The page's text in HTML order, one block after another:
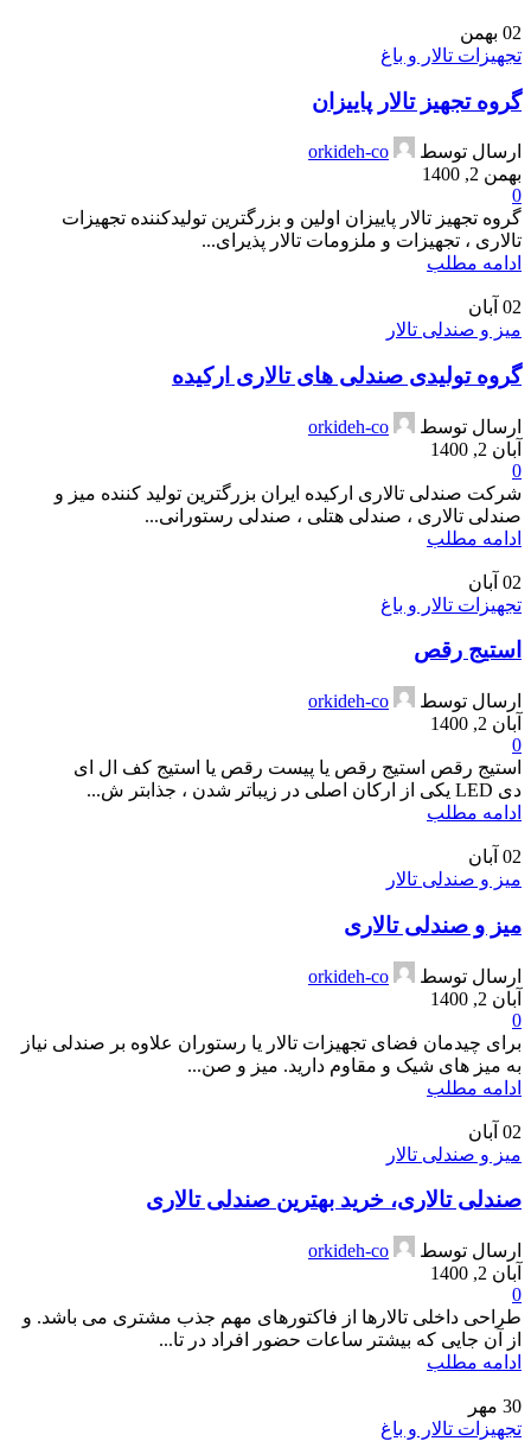
02 بهمن
تجهیزات تالار و باغ
گروه تجهیز تالار پاییزان
ارسال توسط
orkideh-co
بهمن 2, 1400
0
گروه تجهیز تالار پاییزان اولین و بزرگترین تولیدکننده تجهیزات
تالاری ، تجهیزات و ملزومات تالار پذیرای...
ادامه مطلب
02 آبان
میز و صندلی تالار
گروه تولیدی صندلی های تالاری ارکیده
ارسال توسط
orkideh-co
آبان 2, 1400
0
شرکت صندلی تالاری ارکیده ایران بزرگترین تولید کننده میز و
صندلی تالاری ، صندلی هتلی ، صندلی رستورانی...
ادامه مطلب
02 آبان
تجهیزات تالار و باغ
استیج رقص
ارسال توسط
orkideh-co
آبان 2, 1400
0
استیج رقص استیج رقص یا پیست رقص یا استیج کف ال ای
دی LED یکی از ارکان اصلی در زیباتر شدن ، جذابتر ش...
ادامه مطلب
02 آبان
میز و صندلی تالار
میز و صندلی تالاری
ارسال توسط
orkideh-co
آبان 2, 1400
0
برای چیدمان فضای تجهیزات تالار یا رستوران علاوه بر صندلی نیاز
به میز های شیک و مقاوم دارید. میز و صن...
ادامه مطلب
02 آبان
میز و صندلی تالار
صندلی تالاری، خرید بهترین صندلی تالاری
ارسال توسط
orkideh-co
آبان 2, 1400
0
طراحی داخلی تالارها از فاکتورهای مهم جذب مشتری می باشد. و
از آن جایی که بیشتر ساعات حضور افراد در تا...
ادامه مطلب
30 مهر
تجهیزات تالار و باغ